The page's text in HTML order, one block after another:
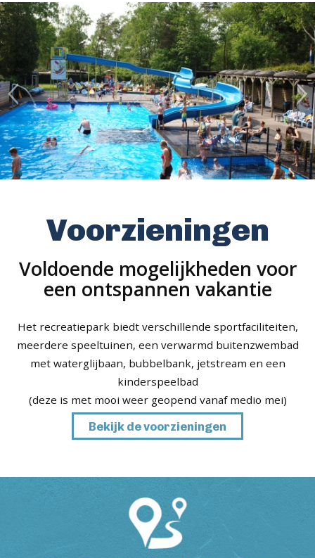
Voorzieningen
Voldoende mogelijkheden voor
een ontspannen vakantie
Het recreatiepark biedt verschillende sportfaciliteiten,
meerdere speeltuinen, een verwarmd buitenzwembad
met waterglijbaan, bubbelbank, jetstream en een
kinderspeelbad
(deze is met mooi weer geopend vanaf medio mei)
Bekijk de voorzieningen